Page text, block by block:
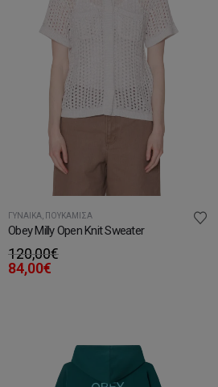
ΓΥΝΑΊΚΑ, ΠΟΥΚΆΜΙΣΑ
Obey Milly Open Knit Sweater
120,00€
84,00€